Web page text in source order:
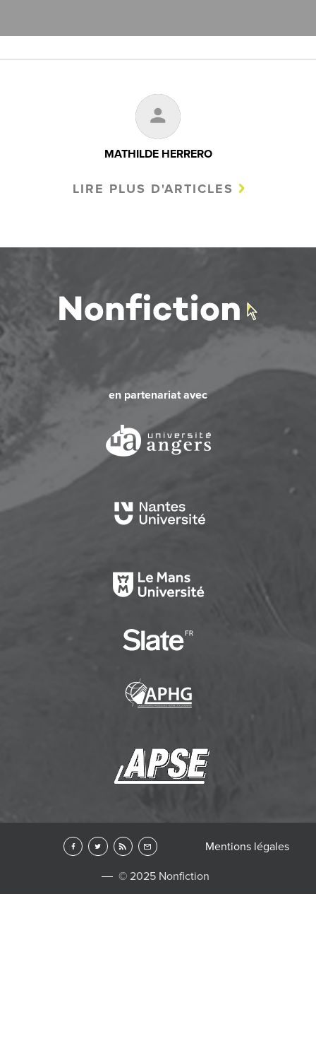
MATHILDE HERRERO
LIRE PLUS D'ARTICLES
en partenariat avec
© 2025 Nonfiction
Mentions légales